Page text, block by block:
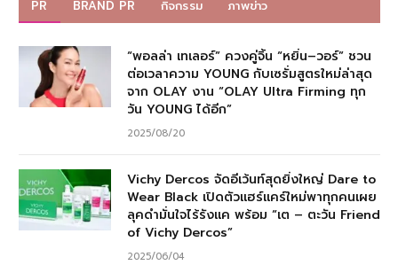
PR BRAND PR กิจกรรม ภาพข่าว
“พอลล่า เทเลอร์” ควงคู่จิ้น “หยิ่น–วอร์” ชวน
ต่อเวลาความ YOUNG กับเซรั่มสูตรใหม่ล่าสุด
จาก OLAY งาน “OLAY Ultra Firming ทุก
วัน YOUNG ได้อีก”
2025/08/20
Vichy Dercos จัดอีเว้นท์สุดยิ่งใหญ่ Dare to
Wear Black เปิดตัวแฮร์แคร์ใหม่พาทุกคนเผย
ลุคดำมั่นใจไร้รังแค พร้อม “เต – ตะวัน Friend
of Vichy Dercos”
2025/06/04